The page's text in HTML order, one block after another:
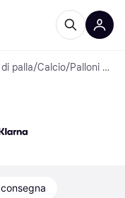
palla/Calcio/ Palloni da calcio